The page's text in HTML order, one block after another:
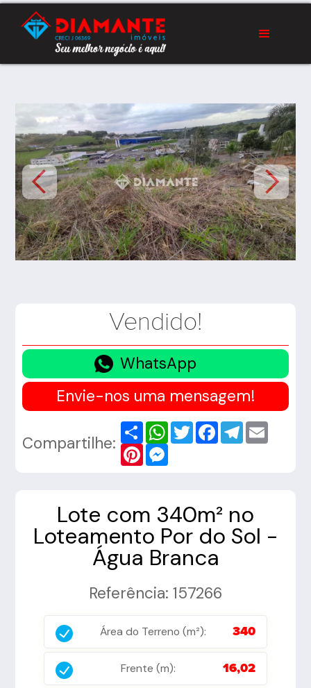
Vendido!
WhatsApp
Envie-nos uma mensagem!
Compartilhe:
Share WhatsApp
TwitterFacebookTelegram
Pinterest
Lote com 340m² no
Loteamento Por do Sol -
Água Branca
Referência: 157266
Área do Terreno (m²): 340
Frente (m): 16,02